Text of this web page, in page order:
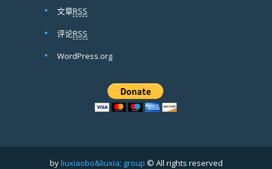
文章RSS
评论RSS
WordPress.org
byliuxiaobo&liuxia; group © All rights reserved